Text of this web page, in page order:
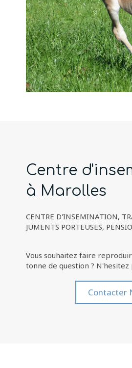
Centre
à Marolles
CENTRE D'INSEMINATION,
JUMENTS PORTEUSES,
Vous souhaitez faire
tonne de question ? N'hesitez
Contacter